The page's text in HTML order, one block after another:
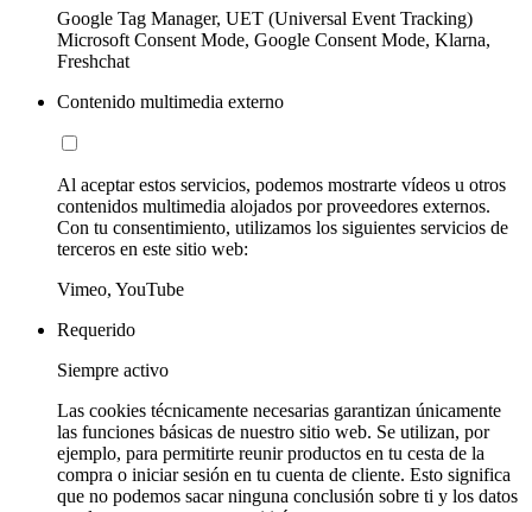
Google Tag Manager, UET (Universal Event Tracking)
Microsoft Consent Mode, Google Consent Mode, Klarna,
Freshchat
Contenido multimedia externo
Al aceptar estos servicios, podemos mostrarte vídeos u otros
contenidos multimedia alojados por proveedores externos.
Con tu consentimiento, utilizamos los siguientes servicios de
terceros en este sitio web:
Vimeo, YouTube
Requerido
Siempre activo
Las cookies técnicamente necesarias garantizan únicamente
las funciones básicas de nuestro sitio web. Se utilizan, por
ejemplo, para permitirte reunir productos en tu cesta de la
compra o iniciar sesión en tu cuenta de cliente. Esto significa
que no podemos sacar ninguna conclusión sobre ti y los datos